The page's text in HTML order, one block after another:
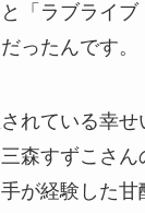
「ラブライ
ったんです。
れている幸
森すずこさ
が経験した甘